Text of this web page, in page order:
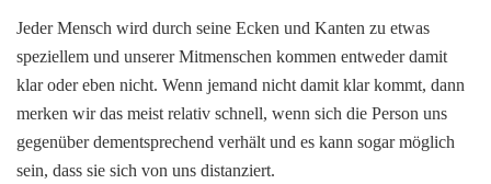
Jeder Mensch wird durch seine Ecken und Kanten zu etwas
speziellem und unserer Mitmenschen kommen entweder damit
klar oder eben nicht. Wenn jemand nicht damit klar kommt, dann
merken wir das meist relativ schnell, wenn sich die Person uns
gegenüber dementsprechend verhält und es kann sogar möglich
sein, dass sie sich von uns distanziert.